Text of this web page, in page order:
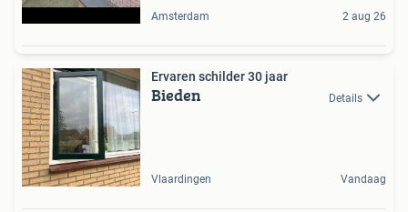
Amsterdam 2 aug 26
Ervaren schilder 30 jaar
Bieden Details
Vlaardingen Vandaag